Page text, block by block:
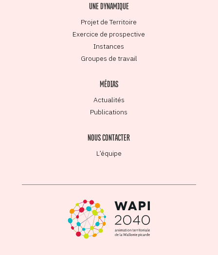
UNE DYNAMIQUE
Projet de Territoire
Exercice de prospective
Instances
Groupes de travail
MÉDIAS
Actualités
Publications
NOUS CONTACTER
L’équipe